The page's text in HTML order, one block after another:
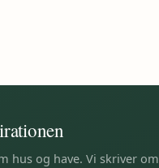
hus og have. Vi skriver om